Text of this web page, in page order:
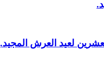
لعيد العرش